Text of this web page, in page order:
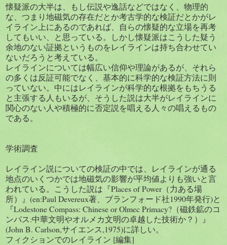
懐疑派の大半は、もし伝説や逸話などではなく、物理的
な、つまり地磁気の存在だとか考古学的な検証だとかがレ
イライン上にあるのであれば、自らの懐疑的な立場を再考
してもいい、と思っている。しかし懐疑派はこうした疑う
余地のない証拠というものをレイラインは持ち合わせてい
ないだろうと考えている。
レイラインについては幅広い信仰や理論があるが、それら
の多くは反証可能でなく、基本的に科学的な検証方法に則
っていない。中にはレイラインが科学的な根拠をもちうる
と主張する人もいるが、そうした説は大半がレイラインに
関心のない人や積極的に否定説を唱える人々の唱えるもの
である。
学術調査
レイライン説についての検証の中では、レイラインが通る
地点のいくつかでは地磁気の影響が平均値よりも強いと言
われている。こうした説は『Places of Power（力ある場
所）』(en:Paul Devereux著、ブランフォード社1990年発行)と
『Lodestone Compass: Chinese or Olmec Primacy?（磁鉄鉱のコ
ンパス:中華文明やオルメカ文明の卓越した技術か？）』
(John B. Carlson,サイエンス,1975)に詳しい。
フィクションでのレイライン [編集]